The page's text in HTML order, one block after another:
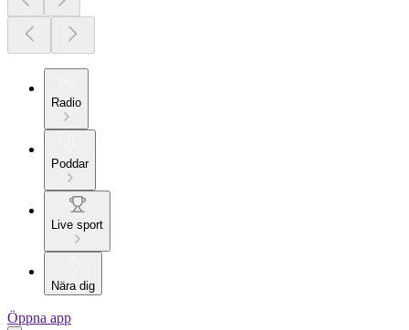
Radio
Poddar
Live sport
Nära dig
Öppna app